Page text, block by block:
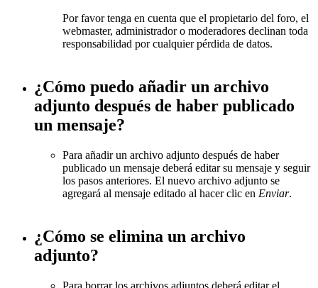
Por favor tenga en cuenta que el propietario del foro, el
webmaster, administrador o moderadores declinan toda
responsabilidad por cualquier pérdida de datos.
¿Cómo puedo añadir un archivo
adjunto después de haber publicado
un mensaje?
Para añadir un archivo adjunto después de haber
publicado un mensaje deberá editar su mensaje y seguir
los pasos anteriores. El nuevo archivo adjunto se
agregará al mensaje editado al hacer clic en Enviar.
¿Cómo se elimina un archivo
adjunto?
Para borrar los archivos adjuntos deberá editar el